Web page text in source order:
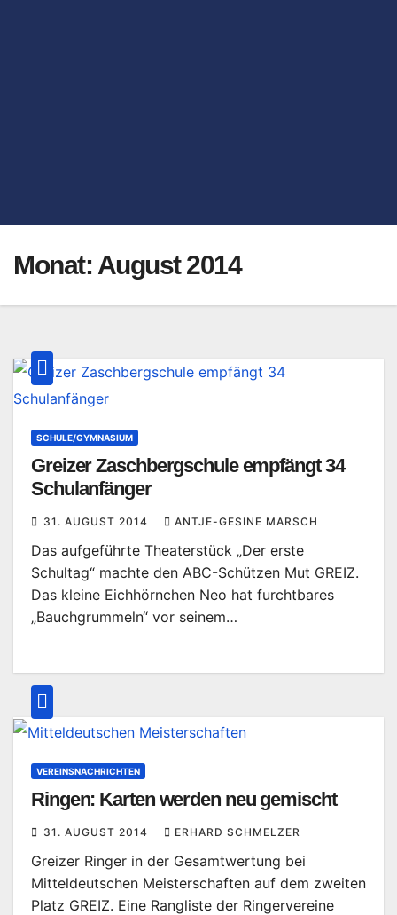
Monat: August 2014
SCHULE/GYMNASIUM
Greizer Zaschbergschule empfängt 34
Schulanfänger
31. AUGUST 2014 ANTJE-GESINE MARSCH
Das aufgeführte Theaterstück „Der erste
Schultag“ machte den ABC-Schützen Mut GREIZ.
Das kleine Eichhörnchen Neo hat furchtbares
„Bauchgrummeln“ vor seinem…
VEREINSNACHRICHTEN
Ringen: Karten werden neu gemischt
31. AUGUST 2014 ERHARD SCHMELZER
Greizer Ringer in der Gesamtwertung bei
Mitteldeutschen Meisterschaften auf dem zweiten
Platz GREIZ. Eine Rangliste der Ringervereine